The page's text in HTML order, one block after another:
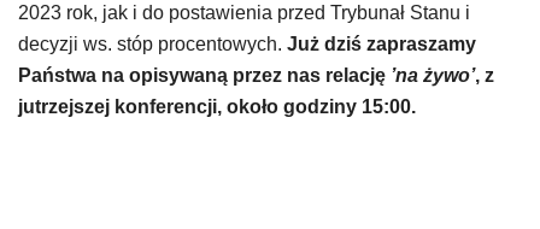
2023 rok, jak i do postawienia przed Trybunał Stanu i
decyzji ws. stóp procentowych. Już dziś zapraszamy
Państwa na opisywaną przez nas relację ’na żywo’, z
jutrzejszej konferencji, około godziny 15:00.